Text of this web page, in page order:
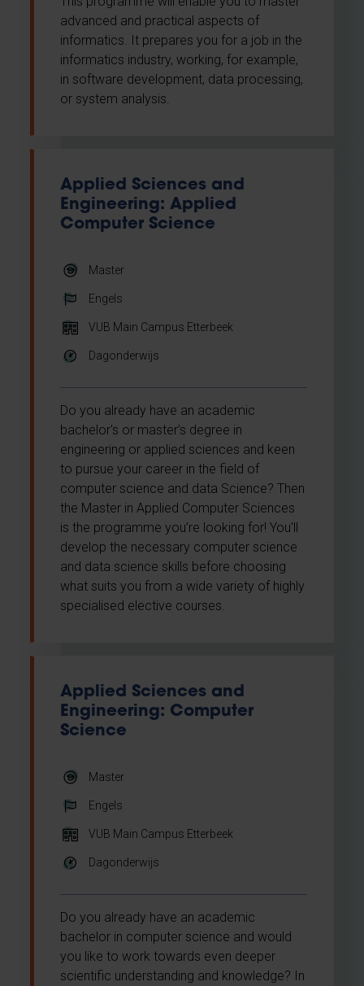
advanced and practical aspects of
informatics. It prepares you for a job in the
informatics industry, working, for example,
in software development, data processing,
or system analysis.
Applied Sciences and
Engineering: Applied
Computer Science
Master
Engels
VUB Main Campus Etterbeek
Dagonderwijs
Do you already have an academic
bachelor's or master’s degree in
engineering or applied sciences and keen
to pursue your career in the field of
computer science and data Science? Then
the Master in Applied Computer Sciences
is the programme you’re looking for! You'll
develop the necessary computer science
and data science skills before choosing
what suits you from a wide variety of highly
specialised elective courses.
Applied Sciences and
Engineering: Computer
Science
Master
Engels
VUB Main Campus Etterbeek
Dagonderwijs
Do you already have an academic
bachelor in computer science and would
you like to work towards even deeper
scientific understanding and knowledge? In